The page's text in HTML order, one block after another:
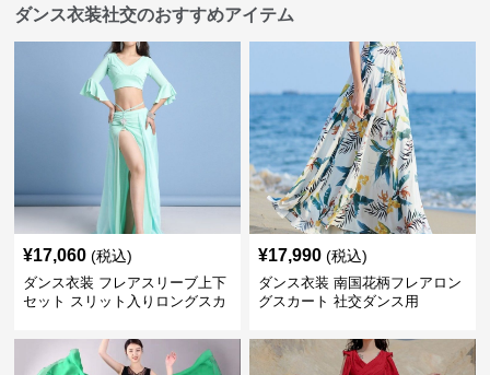
ダンス衣装社交のおすすめアイテム
¥17,060 (税込)
ダンス衣装 フレアスリーブ上下
セット スリット入りロングスカ
¥17,990 (税込)
ダンス衣装 南国花柄フレアロン
グスカート 社交ダンス用